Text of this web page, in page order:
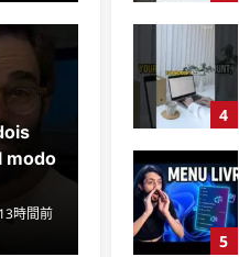
DESKTOP
前
modo
13時間前
4
5